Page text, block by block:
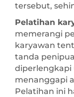
tersebut,
Pelatihan
memerangi
karyawan
tanda
menanggapi
Pelatihan ini